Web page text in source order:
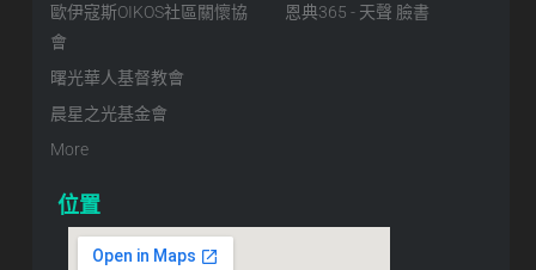
歐伊寇斯OIKOS社區關懷協
會
曙光華人基督教會
晨星之光基金會
More
恩典365 - 天聲 臉書
位置